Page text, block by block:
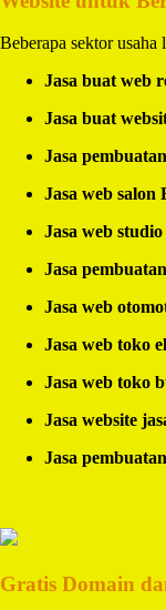
Beberapa sektor
Jasa buat web
Jasa buat
Jasa
Jasa web salon
Jasa web
Jasa
Jasa web
Jasa web toko
Jasa web toko
Jasa website
Jasa
Gratis Domain